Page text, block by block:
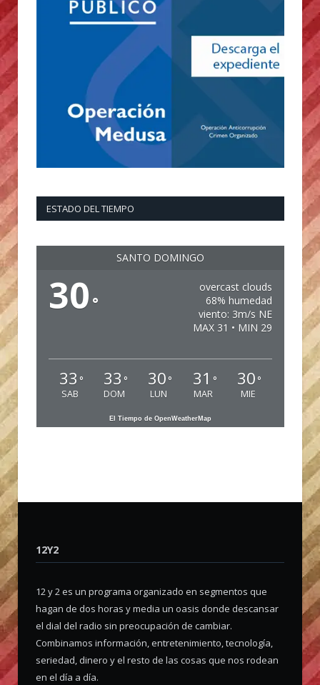
ESTADO DEL TIEMPO
SANTO DOMINGO
30 °
overcast clouds
68% humedad
viento: 3m/s NE
MAX 31 • MIN 29
33 °
SAB
33 °
DOM
30 °
LUN
31 °
MAR
30 °
MIE
El Tiempo de OpenWeatherMap
12Y2
12 y 2 es un programa organizado en segmentos que
hagan de dos horas y media un oasis donde descansar
el dial del radio sin preocupación de cambiar.
Combinamos información, entretenimiento, tecnología,
seriedad, dinero y el resto de las cosas que nos rodean
en el día a día.